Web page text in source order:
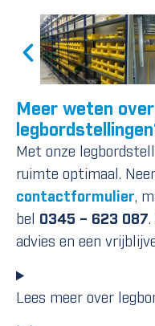
Meer weten
Met onze
ruimte optimaal.
contactformulier,
bel 0345 – 623 087.
advies en een
Lees meer over